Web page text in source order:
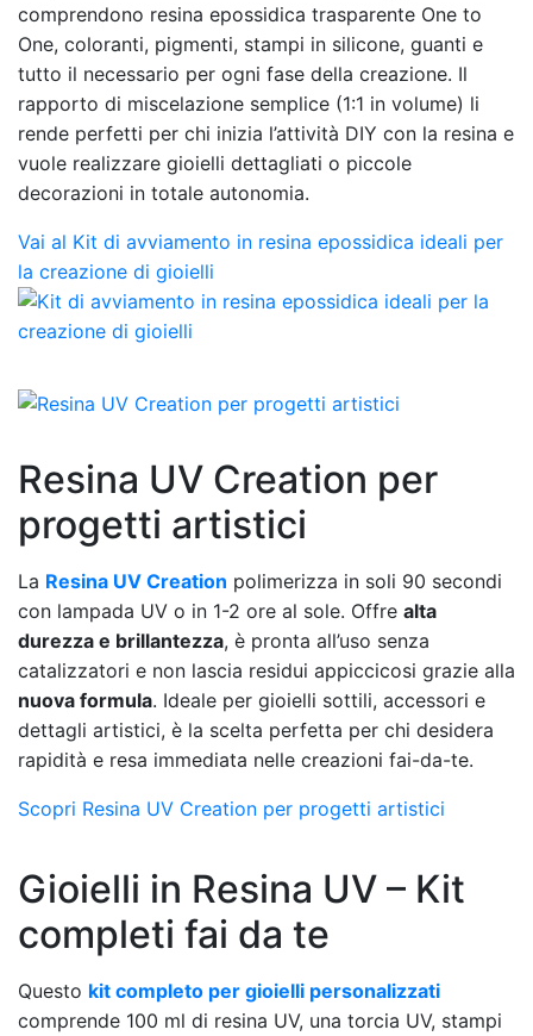
comprendono resina epossidica trasparente One to
One, coloranti, pigmenti, stampi in silicone, guanti e
tutto il necessario per ogni fase della creazione. Il
rapporto di miscelazione semplice (1:1 in volume) li
rende perfetti per chi inizia l’attività DIY con la resina e
vuole realizzare gioielli dettagliati o piccole
decorazioni in totale autonomia.
Vai al Kit di avviamento in resina epossidica ideali per
la creazione di gioielli
Resina UV Creation per
progetti artistici
La Resina UV Creation polimerizza in soli 90 secondi
con lampada UV o in 1-2 ore al sole. Offre alta
durezza e brillantezza, è pronta all’uso senza
catalizzatori e non lascia residui appiccicosi grazie alla
nuova formula. Ideale per gioielli sottili, accessori e
dettagli artistici, è la scelta perfetta per chi desidera
rapidità e resa immediata nelle creazioni fai-da-te.
Scopri Resina UV Creation per progetti artistici
Gioielli in Resina UV – Kit
completi fai da te
Questo kit completo per gioielli personalizzati
comprende 100 ml di resina UV, una torcia UV, stampi